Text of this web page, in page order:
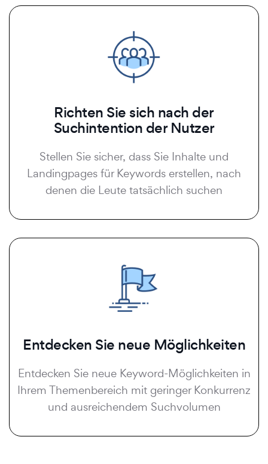
Richten Sie sich nach der
Suchintention der Nutzer
Stellen Sie sicher, dass Sie Inhalte und
Landingpages für Keywords erstellen, nach
denen die Leute tatsächlich suchen
Entdecken Sie neue Möglichkeiten
Entdecken Sie neue Keyword-Möglichkeiten in
Ihrem Themenbereich mit geringer Konkurrenz
und ausreichendem Suchvolumen